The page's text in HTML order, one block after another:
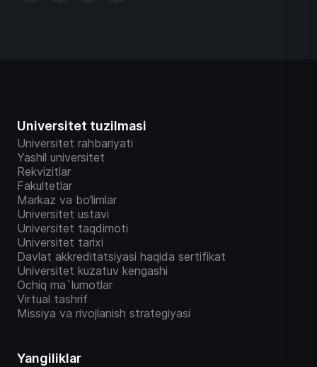
Universitet tuzilmasi
Universitet rahbariyati
Yashil universitet
Rekvizitlar
Fakultetlar
Markaz va bo‘limlar
Universitet ustavi
Universitet taqdimoti
Universitet tarixi
Davlat akkreditatsiyasi haqida sertifikat
Universitet kuzatuv kengashi
Ochiq ma`lumotlar
Virtual tashrif
Missiya va rivojlanish strategiyasi
Yangiliklar